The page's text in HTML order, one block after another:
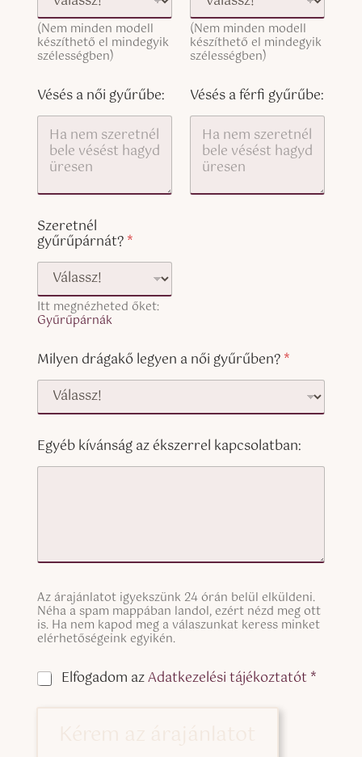
c
o
p
y
T
e
x
t
c
o
(Nem minden modell
készíthető el mindegyik
szélességben)
(Nem minden modell
készíthető el mindegyik
szélességben)
Vésés a női gyűrűbe: Vésés a férfi gyűrűbe:
Szeretnél
gyűrűpárnát?*
Itt megnézheted őket:
Gyűrűpárnák
Milyen drágakő legyen a női gyűrűben?*
Egyéb kívánság az ékszerrel kapcsolatban:
S
i
n
g
e
L
Az árajánlatot igyekszünk 24 órán belül elküldeni.
Néha a spam mappában landol, ezért nézd meg ott
is. Ha nem kapod meg a válaszunkat keress minket
elérhetőségeink egyikén.
C
h
Elfogadom azAdatkezelési tájékoztatót *